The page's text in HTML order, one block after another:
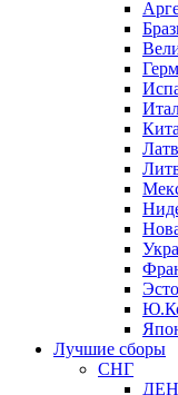
Лучшие сборы
СНГ